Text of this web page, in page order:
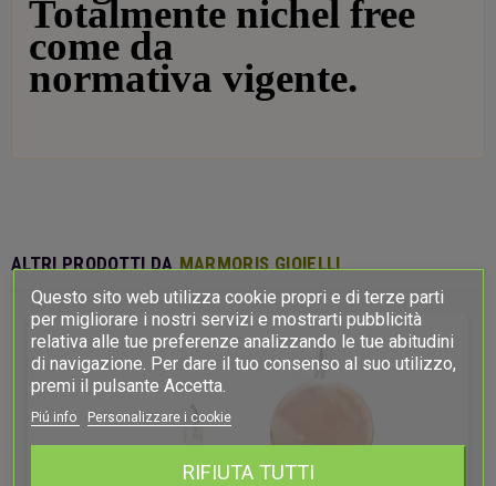
Totalmente nichel free
come da
normativa vigente.
ALTRI PRODOTTI DA MARMORIS GIOIELLI
Questo sito web utilizza cookie propri e di terze parti
per migliorare i nostri servizi e mostrarti pubblicità
relativa alle tue preferenze analizzando le tue abitudini
di navigazione. Per dare il tuo consenso al suo utilizzo,
premi il pulsante Accetta.
Piú info Personalizzare i cookie
RIFIUTA TUTTI